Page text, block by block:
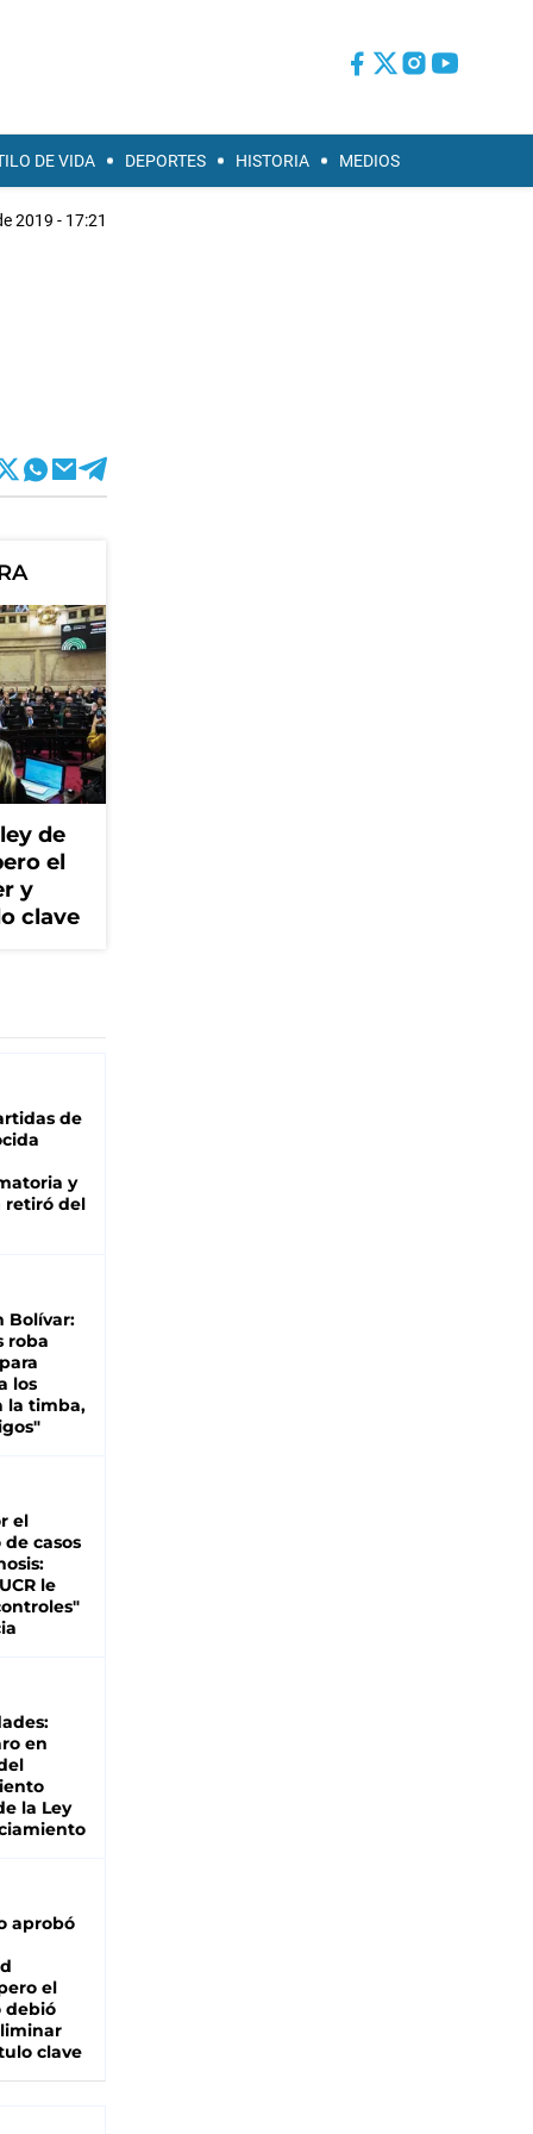
DE VIDA DEPORTES HISTORIA MEDIOS
2019 - 17:21
de
el
y
clave
de
y
retiró del
Bolívar:
roba
los
la timba,
el
casos
le
en
la Ley
aprobó
el
debió
clave